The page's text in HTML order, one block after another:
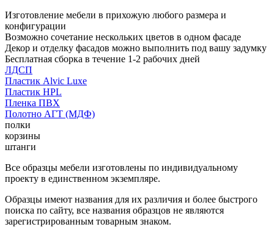
Изготовление мебели в прихожую любого размера и
конфигурации
Возможно сочетание нескольких цветов в одном фасаде
Декор и отделку фасадов можно выполнить под вашу задумку
Бесплатная сборка в течение 1-2 рабочих дней
ЛДСП
Пластик Alvic Luxe
Пластик HPL
Пленка ПВХ
Полотно АГТ (МДФ)
полки
корзины
штанги
Все образцы мебели изготовлены по индивидуальному
проекту в единственном экземпляре.
Образцы имеют названия для их различия и более быстрого
поиска по сайту, все названия образцов не являются
зарегистрированным товарным знаком.